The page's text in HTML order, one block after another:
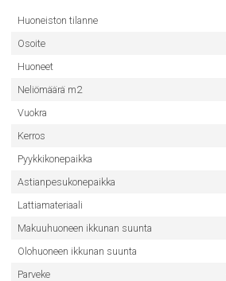
Huoneiston tilanne
Osoite
Huoneet
Neliömäärä m2
Vuokra
Kerros
Pyykkikonepaikka
Astianpesukonepaikka
Lattiamateriaali
Makuuhuoneen ikkunan suunta
Olohuoneen ikkunan suunta
Parveke